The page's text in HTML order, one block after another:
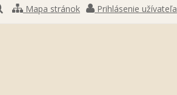
Mapa stránok Prihlásenie užívateľa